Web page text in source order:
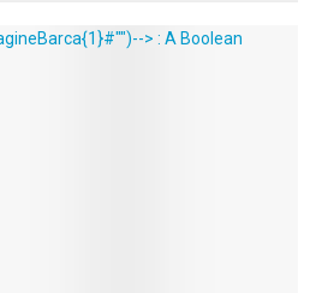
> : A Boolean